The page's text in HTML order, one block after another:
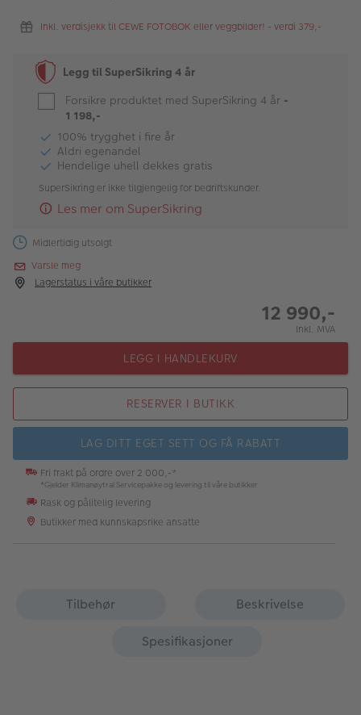
Bildeprodukter
Fotokurs
Inspirasjon
Butikkoversikt
Inkl. verdisjekk til CEWE FOTOBOK eller veggbilder! - verdi 379,-
Legg til SuperSikring 4 år
Forsikre produktet med SuperSikring 4 år -
1 198,-
100% trygghet i fire år
Aldri egenandel
Hendelige uhell dekkes gratis
SuperSikring er ikke tilgjengelig for bedriftskunder.
Les mer om SuperSikring
Midlertidig utsolgt
Varsle meg
Lagerstatus i våre butikker
12 990,-
Inkl. MVA
LEGG I HANDLEKURV
RESERVER I BUTIKK
LAG DITT EGET SETT OG FÅ RABATT
Fri frakt på ordre over 2 000,-*
*Gjelder Klimanøytral Servicepakke og levering til våre butikker
Rask og pålitelig levering
Butikker med kunnskapsrike ansatte
Tilbehør
Beskrivelse
Spesifikasjoner